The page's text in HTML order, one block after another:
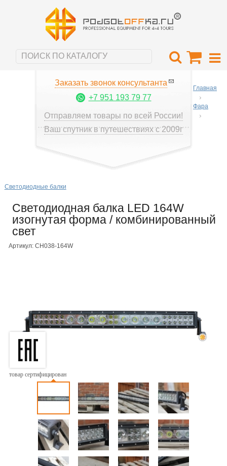
Заказать звонок консультанта
+7 951 193 79 77
Отправляем товары по всей России!
Ваш спутник в путешествиях с 2009г
Главная
Фара
Светодиодные балки
Светодиодная балка LED 164W
изогнутая форма / комбинированный
свет
Артикул: CH038-164W
товар сертифицирован